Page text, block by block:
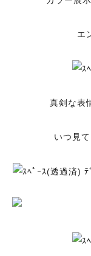
エ
真剣な表
いつ見